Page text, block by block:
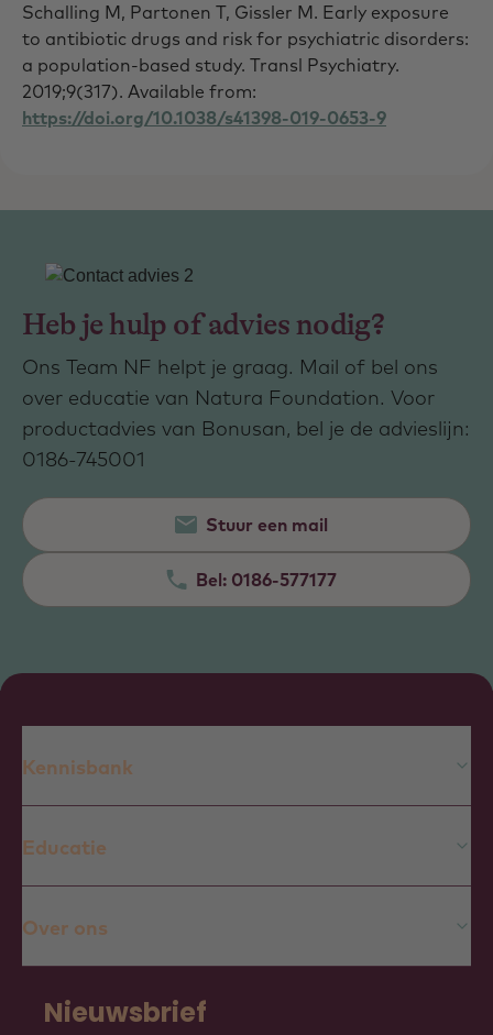
Schalling M, Partonen T, Gissler M. Early exposure
to antibiotic drugs and risk for psychiatric disorders:
a population-based study. Transl Psychiatry.
2019;9(317). Available from:
https://doi.org/10.1038/s41398-019-0653-9
Heb je hulp of advies nodig?
Ons Team NF helpt je graag. Mail of bel ons
over educatie van Natura Foundation. Voor
productadvies van Bonusan, bel je de advieslijn:
0186-745001
Stuur een mail
Bel: 0186-577177
Kennisbank
Educatie
Over ons
Nieuwsbrief